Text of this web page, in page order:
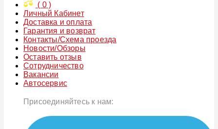
( 0)
Личный Кабинет
Доставка и оплата
Гарантия и возврат
Контакты/Схема проезда
Новости/Обзоры
Оставить отзыв
Сотрудничество
Вакансии
Автосервис
Присоединяйтесь к нам: